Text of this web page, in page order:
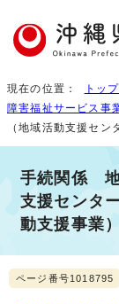
現在の位置： トッ
障害福祉サービス事
（地域活動支援セン
手続関係 地
支援センタ
動支援事業）
ページ番号1018795